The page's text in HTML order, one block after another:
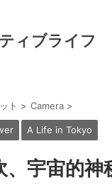
ィブライフ
ト > Camera >
A Life in Tokyo
、宇宙的神